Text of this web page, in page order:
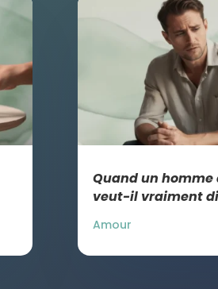
Quand un
veut-il vraiment
Amour